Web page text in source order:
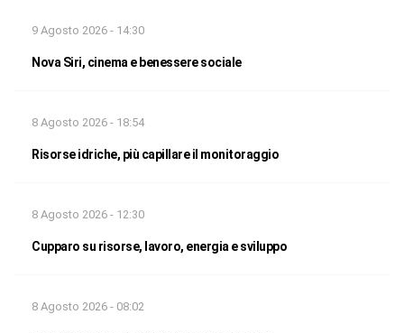
9 Agosto 2026 - 14:30
Nova Siri, cinema e benessere sociale
8 Agosto 2026 - 18:54
Risorse idriche, più capillare il monitoraggio
8 Agosto 2026 - 12:30
Cupparo su risorse, lavoro, energia e sviluppo
8 Agosto 2026 - 08:02